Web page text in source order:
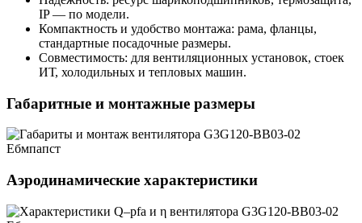
IP — по модели.
Компактность и удобство монтажа: рама, фланцы,
стандартные посадочные размеры.
Совместимость: для вентиляционных установок, стоек
ИТ, холодильных и тепловых машин.
Габаритные и монтажные размеры
Аэродинамические характеристики